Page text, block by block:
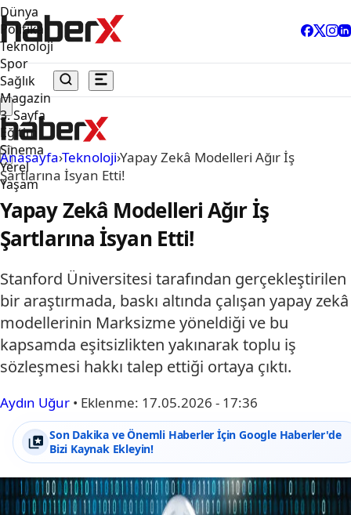
Dünya
Politika
Teknoloji
Spor
Sağlık
Magazin
3. Sayfa
Eğitim
Sinema
Yerel
Yaşam
Anasayfa›Teknoloji›Yapay Zekâ Modelleri Ağır İş
Şartlarına İsyan Etti!
Yapay Zekâ Modelleri Ağır İş
Şartlarına İsyan Etti!
Stanford Üniversitesi tarafından gerçekleştirilen
bir araştırmada, baskı altında çalışan yapay zekâ
modellerinin Marksizme yöneldiği ve bu
kapsamda eşitsizlikten yakınarak toplu iş
sözleşmesi hakkı talep ettiği ortaya çıktı.
Aydın Uğur • Eklenme: 17.05.2026 - 17:36
Son Dakika ve Önemli Haberler İçin Google Haberler'de
Bizi Kaynak Ekleyin!